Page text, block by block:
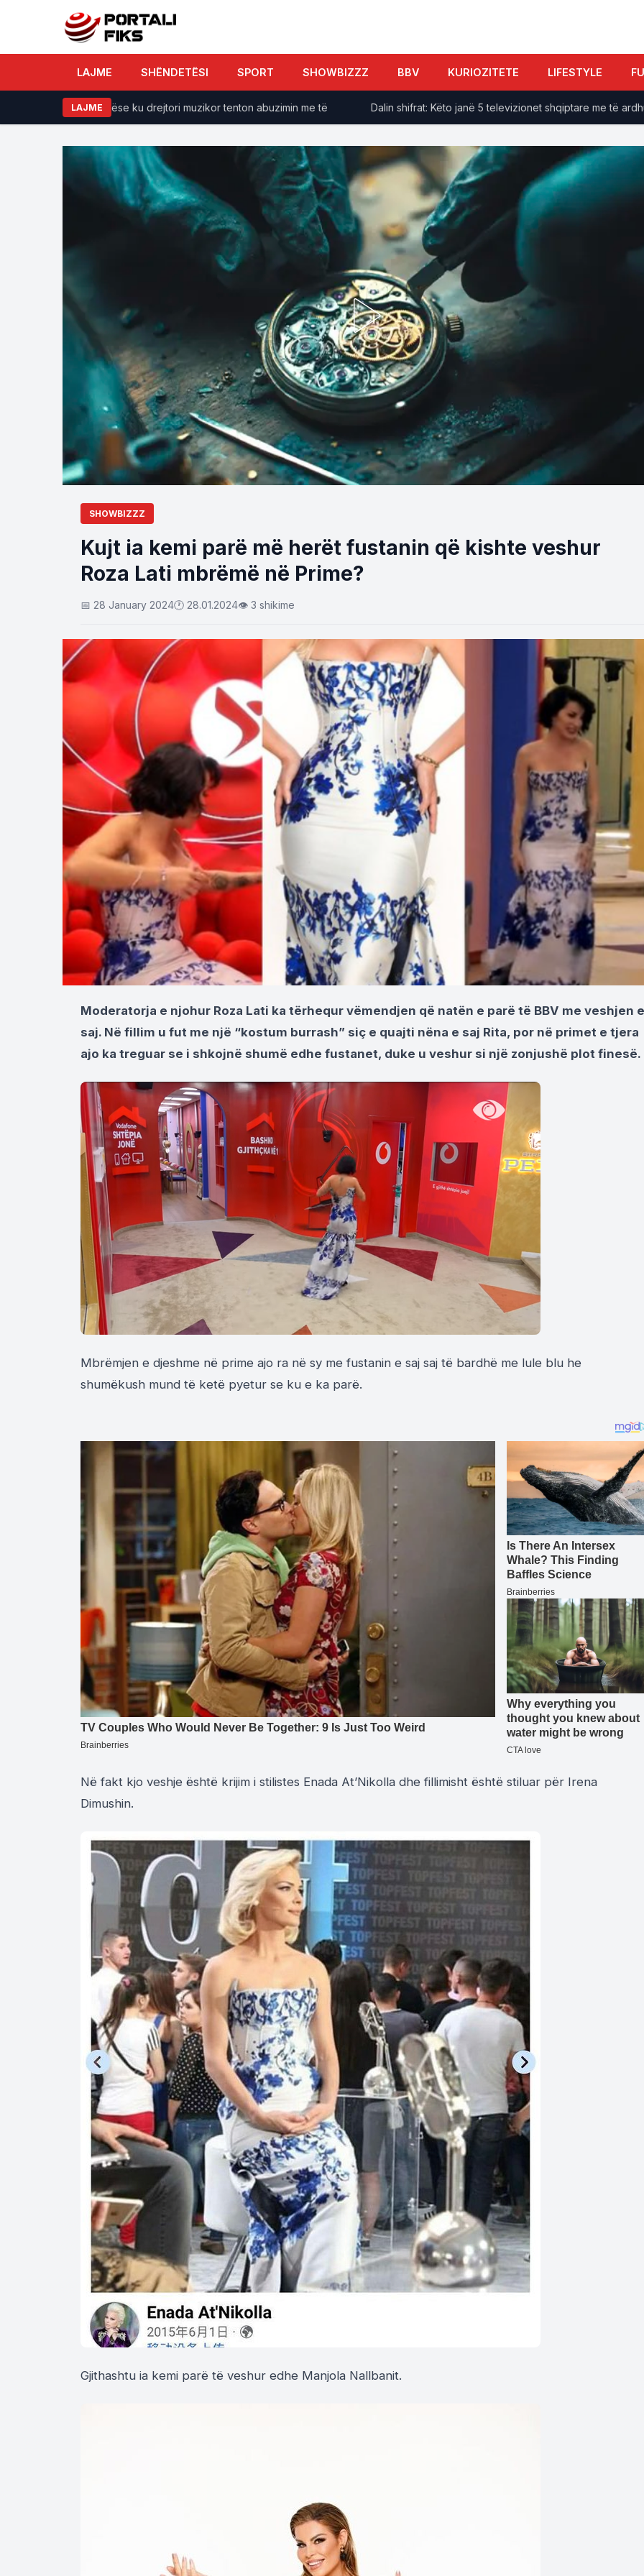
LAJME SHËNDETËSI SPORT SHOWBIZZZ BBV KURIOZITETE LIFESTYLE
LAJME
PAMJET tronditëse ku drejtori muzikor tenton abuzimin me të Dalin shifrat: Këto janë 5 televizionet shqiptare me të ardhurat
SHOWBIZZZ
Kujt ia kemi parë më herët fustanin që kishte veshur
Roza Lati mbrëmë në Prime?
📅 28 January 2024🕐 28.01.2024👁 3 shikime
Moderatorja e njohur Roza Lati ka tërhequr vëmendjen që natën e parë të BBV me veshjen e
saj. Në fillim u fut me një “kostum burrash” siç e quajti nëna e saj Rita, por në primet e tjera
ajo ka treguar se i shkojnë shumë edhe fustanet, duke u veshur si një zonjushë plot finesë.
Mbrëmjen e djeshme në prime ajo ra në sy me fustanin e saj saj të bardhë me lule blu he
shumëkush mund të ketë pyetur se ku e ka parë.
Në fakt kjo veshje është krijim i stilistes Enada At’Nikolla dhe fillimisht është stiluar për Irena
Dimushin.
Gjithashtu ia kemi parë të veshur edhe Manjola Nallbanit.